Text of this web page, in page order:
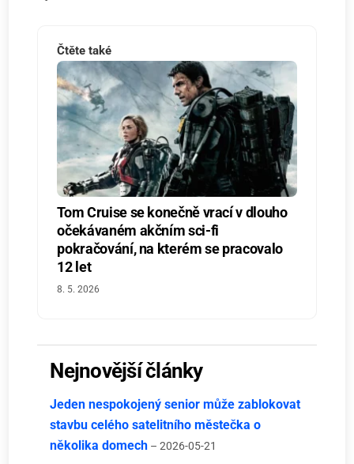
Čtěte také
Tom Cruise se konečně vrací v dlouho
očekávaném akčním sci-fi
pokračování, na kterém se pracovalo
12 let
8. 5. 2026
Nejnovější články
Jeden nespokojený senior může zablokovat
stavbu celého satelitního městečka o
několika domech – 2026-05-21